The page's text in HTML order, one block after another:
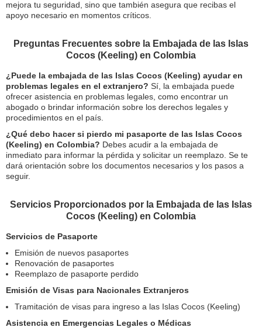
mejora tu seguridad, sino que también asegura que recibas el
apoyo necesario en momentos críticos.
Preguntas Frecuentes sobre la Embajada de las Islas
Cocos (Keeling) en Colombia
¿Puede la embajada de las Islas Cocos (Keeling) ayudar en
problemas legales en el extranjero? Sí, la embajada puede
ofrecer asistencia en problemas legales, como encontrar un
abogado o brindar información sobre los derechos legales y
procedimientos en el país.
¿Qué debo hacer si pierdo mi pasaporte de las Islas Cocos
(Keeling) en Colombia? Debes acudir a la embajada de
inmediato para informar la pérdida y solicitar un reemplazo. Se te
dará orientación sobre los documentos necesarios y los pasos a
seguir.
Servicios Proporcionados por la Embajada de las Islas
Cocos (Keeling) en Colombia
Servicios de Pasaporte
Emisión de nuevos pasaportes
Renovación de pasaportes
Reemplazo de pasaporte perdido
Emisión de Visas para Nacionales Extranjeros
Tramitación de visas para ingreso a las Islas Cocos (Keeling)
Asistencia en Emergencias Legales o Médicas